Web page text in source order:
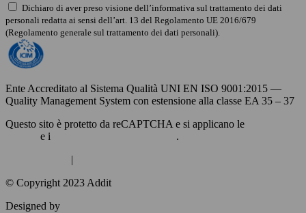
Dichiaro di aver preso visione dell’informativa sul trattamento dei dati
personali redatta ai sensi dell’art. 13 del Regolamento UE 2016/679
(Regolamento generale sul trattamento dei dati personali).
Ente Accreditato al Sistema Qualità UNI EN ISO 9001:2015 —
Quality Management System con estensione alla classe EA 35 – 37
Questo sito è protetto da reCAPTCHA e si applicano le
e i
.
|
© Copyright 2023 Addit
Designed by